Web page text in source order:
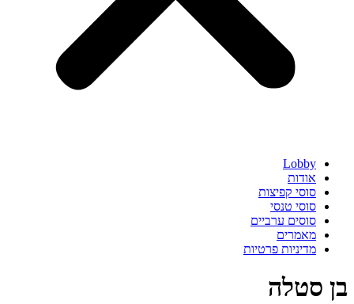
Lobby
אודות
סוסי קפיצות
סוסי טנסי
סוסים ערביים
מאמרים
מדיניות פרטיות
בן סטלה